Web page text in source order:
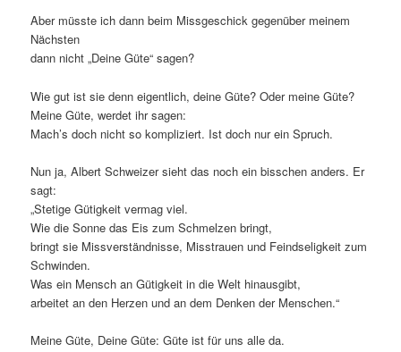
Aber müsste ich dann beim Missgeschick gegenüber meinem
Nächsten
dann nicht „Deine Güte“ sagen?
Wie gut ist sie denn eigentlich, deine Güte? Oder meine Güte?
Meine Güte, werdet ihr sagen:
Mach’s doch nicht so kompliziert. Ist doch nur ein Spruch.
Nun ja, Albert Schweizer sieht das noch ein bisschen anders. Er
sagt:
„Stetige Gütigkeit vermag viel.
Wie die Sonne das Eis zum Schmelzen bringt,
bringt sie Missverständnisse, Misstrauen und Feindseligkeit zum
Schwinden.
Was ein Mensch an Gütigkeit in die Welt hinausgibt,
arbeitet an den Herzen und an dem Denken der Menschen.“
Meine Güte, Deine Güte: Güte ist für uns alle da.